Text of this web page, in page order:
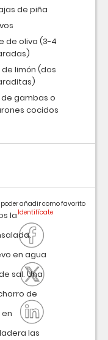
la
en agua
sal. Una
de
las
poder añadir como favorito
de piña
de oliva (3-4
limón (dos
de gambas o
cocidos